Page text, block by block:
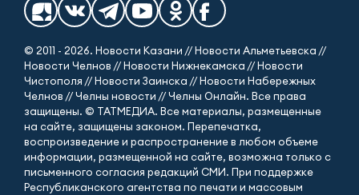
© 2011 - 2026. Новости Казани // Новости Альметьевска //
Новости Челнов // Новости Нижнекамска // Новости
Чистополя // Новости Заинска // Новости Набережных
Челнов // Челны новости // Челны Онлайн. Все права
защищены. © ТАТМЕДИА. Все материалы, размещенные
на сайте, защищены законом. Перепечатка,
воспроизведение и распространение в любом объеме
информации, размещенной на сайте, возможна только с
письменного согласия редакций СМИ. При поддержке
Республиканского агентства по печати и массовым